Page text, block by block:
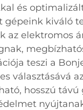
és
gépeink kiváló
az elektromos
teszi a
választásává
hosszú távú